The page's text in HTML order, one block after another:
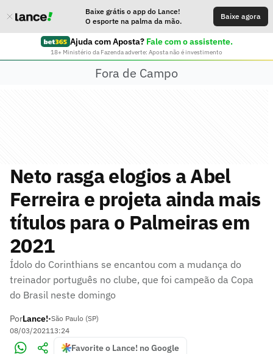
Baixe grátis o app do Lance!
O esporte na palma da mão.
Baixe agora
Ajuda com Aposta? Fale com o assistente.
18+ Ministério da Fazenda adverte: Aposta não é investimento
Fora de Campo
Neto rasga elogios a Abel
Ferreira e projeta ainda mais
títulos para o Palmeiras em
2021
Ídolo do Corinthians se encantou com a mudança do
treinador português no clube, que foi campeão da Copa
do Brasil neste domingo
PorLance!•São Paulo (SP)
08/03/202113:24
Favorite o Lance! no Google